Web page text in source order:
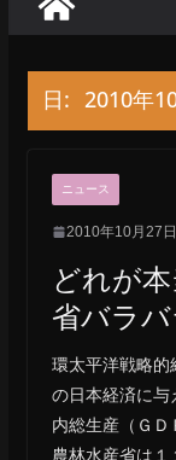
日: 2010年
ニュース
2010年10月27日
どれが
省バラ
環太平洋戦略的
の日本経済に
内総生産（ＧＤ
農林水産省は